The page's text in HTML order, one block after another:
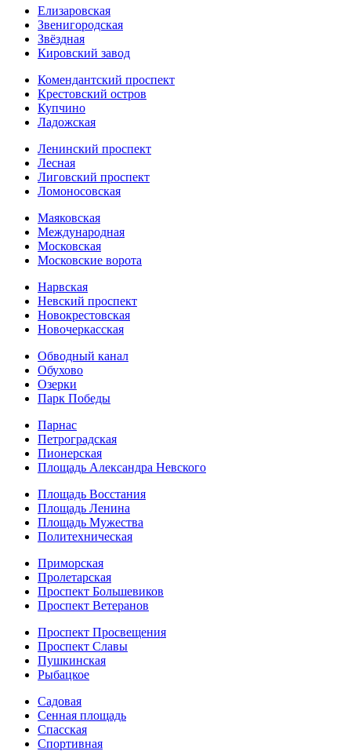
Елизаровская
Звенигородская
Звёздная
Кировский завод
Комендантский проспект
Крестовский остров
Купчино
Ладожская
Ленинский проспект
Лесная
Лиговский проспект
Ломоносовская
Маяковская
Международная
Московская
Московские ворота
Нарвская
Невский проспект
Новокрестовская
Новочеркасская
Обводный канал
Обухово
Озерки
Парк Победы
Парнас
Петроградская
Пионерская
Площадь Александра Невского
Площадь Восстания
Площадь Ленина
Площадь Мужества
Политехническая
Приморская
Пролетарская
Проспект Большевиков
Проспект Ветеранов
Проспект Просвещения
Проспект Славы
Пушкинская
Рыбацкое
Садовая
Сенная площадь
Спасская
Спортивная